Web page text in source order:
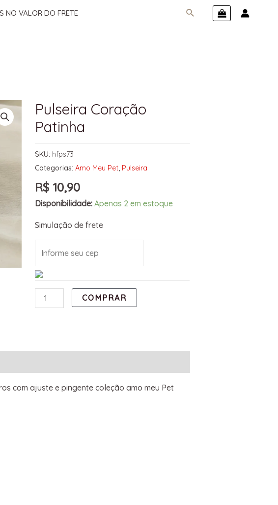
NO VALOR DO FRETE
Pulseira Coração
Patinha
SKU: hfps73
Categorias:Amo Meu Pet Pulseira
R$ 10,90
Disponibilidade: Apenas 2 em estoque
Simulação de frete
COMPRAR
com ajuste e pingente coleção amo meu Pet